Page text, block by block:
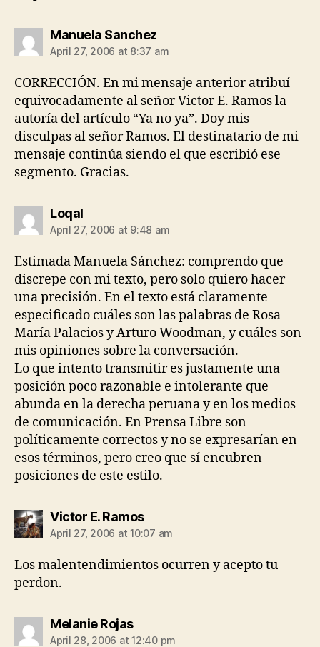
Manuela Sanchezsays:
April 27, 2006 at 8:37 am
CORRECCIÓN. En mi mensaje anterior atribuí
equivocadamente al señor Victor E. Ramos la
autoría del artículo “Ya no ya”. Doy mis
disculpas al señor Ramos. El destinatario de mi
mensaje continúa siendo el que escribió ese
segmento. Gracias.
Loqalsays:
April 27, 2006 at 9:48 am
Estimada Manuela Sánchez: comprendo que
discrepe con mi texto, pero solo quiero hacer
una precisión. En el texto está claramente
especificado cuáles son las palabras de Rosa
María Palacios y Arturo Woodman, y cuáles son
mis opiniones sobre la conversación.
Lo que intento transmitir es justamente una
posición poco razonable e intolerante que
abunda en la derecha peruana y en los medios
de comunicación. En Prensa Libre son
políticamente correctos y no se expresarían en
esos términos, pero creo que sí encubren
posiciones de este estilo.
Victor E. Ramossays:
April 27, 2006 at 10:07 am
Los malentendimientos ocurren y acepto tu
perdon.
Melanie Rojassays:
April 28, 2006 at 12:40 pm